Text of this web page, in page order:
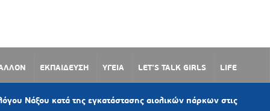
ΕΚΠΑΙΔΕΥΣΗ ΥΓΕΙΑ LET’S TALK GIRLS LIFE
της εγκατάστασης αιολικών πάρκων στις Κυκλάδες